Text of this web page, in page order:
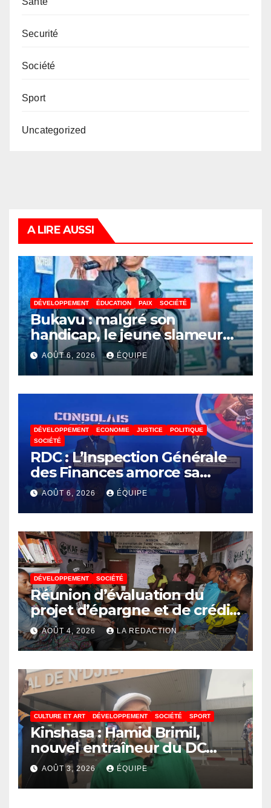
Securité
Société
Sport
Uncategorized
A LIRE AUSSI
DÉVELOPPEMENT ÉDUCATION PAIX SOCIÉTÉ
Bukavu : malgré son
handicap, le jeune slameur
Akonkwa Kenyata Bernard
lance un appel à la solidarité
pour poursuivre ses études
AOÛT 6, 2026 ÉQUIPE
DÉVELOPPEMENT ECONOMIE JUSTICE
POLITIQUE
SOCIÉTÉ
RDC : L’Inspection Générale
des Finances amorce sa
révolution numérique pour
un contrôle permanent des
finances publiques
AOÛT 6, 2026 ÉQUIPE
DÉVELOPPEMENT SOCIÉTÉ
Réunion d’évaluation du
projet d’épargne et de crédit
de JIRANI MSAADA Asbl : des
résultats encourageants et
une expansion annoncée
AOÛT 4, 2026 LA REDACTION
CULTURE ET ART DÉVELOPPEMENT SOCIÉTÉ SPORT
Kinshasa : Hamid Brimil,
nouvel entraîneur du DC
Virunga sur place, cap sur les
préparatifs de la Coupe de la
Confédération de la CAF
AOÛT 3, 2026 ÉQUIPE